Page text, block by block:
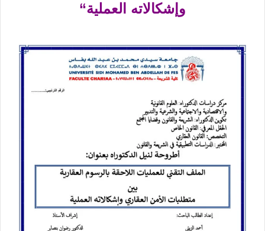
وإشكالاته العملية“